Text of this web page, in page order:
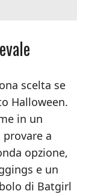
scelta se
Halloween.
in un
a
opzione,
e un
di Batgirl